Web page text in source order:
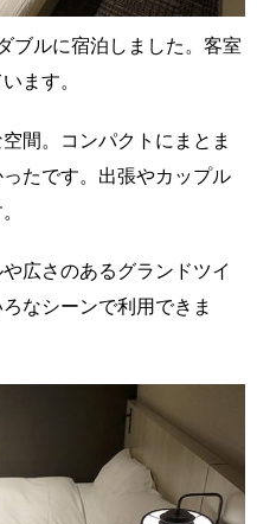
ブルに宿泊しました。客室
ます。
間。コンパクトにまとま
たです。出張やカップル
広さのあるグランドツイ
なシーンで利用できま